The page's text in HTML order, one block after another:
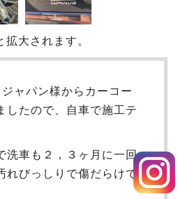
大されます。
ャパン様からカーコー
したので、自車で施工テ
洗車も２，３ヶ月に一回
れびっしりで傷だらけで